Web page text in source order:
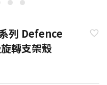
列 Defence
轉支架殼